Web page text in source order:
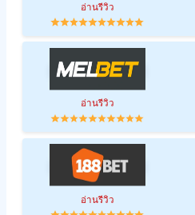
อ่านรีวิว
อ่านรีวิว
อ่านรีวิว